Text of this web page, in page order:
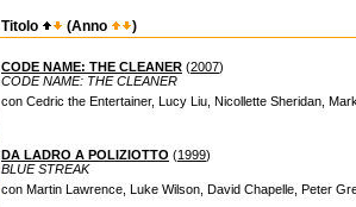
Titolo (Anno )
CODE NAME: THE CLEANER (2007)
CODE NAME: THE CLEANER
con Cedric the Entertainer, Lucy Liu, Nicollette Sheridan,
DA LADRO A POLIZIOTTO (1999)
BLUE STREAK
con Martin Lawrence, Luke Wilson, David Chapelle, Peter